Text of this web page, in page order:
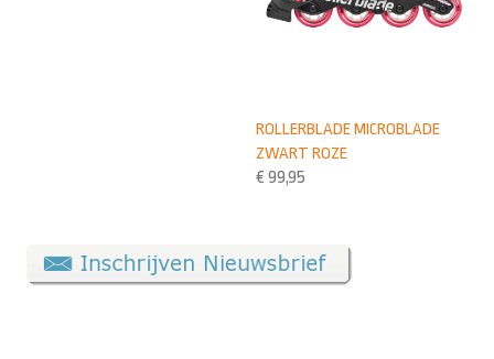
ROLLERBLADE MICROBLADE
ZWART ROZE
€ 99,95